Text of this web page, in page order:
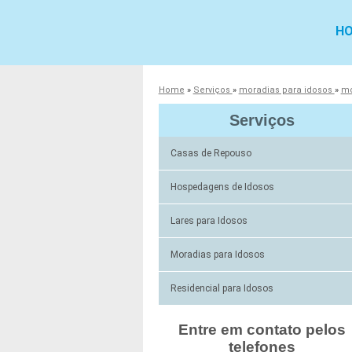
Home » Serviços » moradias para idosos »
Serviços
Casas de Repouso
Hospedagens de Idosos
Lares para Idosos
Moradias para Idosos
Residencial para Idosos
Entre em contato pelos
telefones